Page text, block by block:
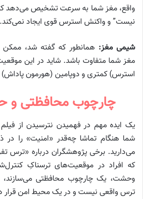
واقع، مغز شما به سرعت تشخیص می‌دهد
نیست” و واکنش استرس قوی ایجاد نمی‌کند.
شیمی مغز: همانطور که گفته شد،
مغز شما متفاوت باشد. شاید در این
استرس) کمتری و دوپامین (هورمون
چارچوب محافظتی و
یک ایده مهم در فهمیدن نترسیدن از
شما هنگام تماشا چه‌قدر «امنیت» را
می‌دارید. برخی پژوهشگران درباره «ترس
که افراد در موقعیت‌های ترسناکِ
وحشت، یک چارچوب محافظتی می‌سازند،
ترس واقعی نیست و در یک محیط امن قرار